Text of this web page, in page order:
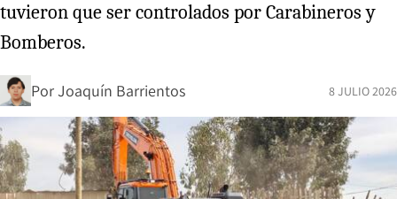
tuvieron que ser controlados por Carabineros y
Bomberos.
PorJoaquín Barrientos 8 JULIO 2026